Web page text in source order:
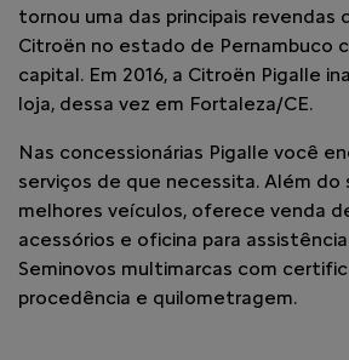
tornou uma das principais revendas
Citroën no estado de Pernambuco
capital. Em 2016, a Citroën Pigalle
loja, dessa vez em Fortaleza/CE.
Nas concessionárias Pigalle você
serviços de que necessita. Além do
melhores veículos, oferece venda
acessórios e oficina para
Seminovos multimarcas com
procedência e quilometragem.